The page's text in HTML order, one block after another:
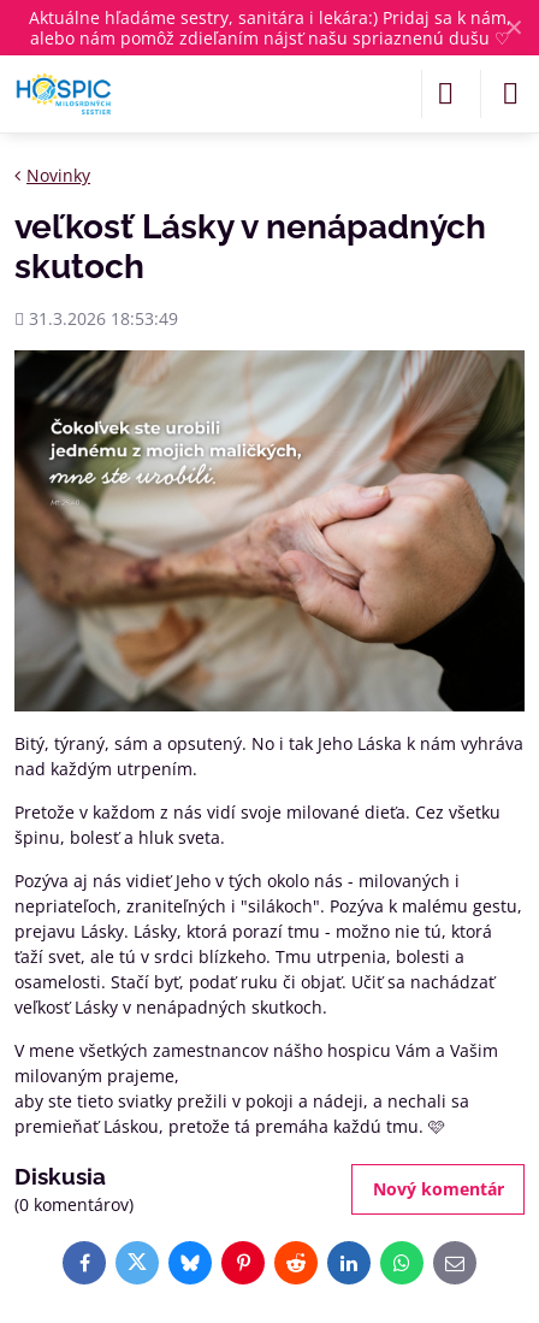
✕
Aktuálne hľadáme sestry, sanitára i lekára:) Pridaj sa k nám,
alebo nám pomôž zdieľaním nájsť našu spriaznenú dušu ♡
Novinky
veľkosť Lásky v nenápadných
skutoch
Pridané
31.3.2026 18:53:49
Bitý, týraný, sám a opsutený. No i tak Jeho Láska k nám vyhráva
nad každým utrpením.
Pretože v každom z nás vidí svoje milované dieťa. Cez všetku
špinu, bolesť a hluk sveta.
Pozýva aj nás vidieť Jeho v tých okolo nás - milovaných i
nepriateľoch, zraniteľných i "silákoch". Pozýva k malému gestu,
prejavu Lásky. Lásky, ktorá porazí tmu - možno nie tú, ktorá
ťaží svet, ale tú v srdci blízkeho. Tmu utrpenia, bolesti a
osamelosti. Stačí byť, podať ruku či objať. Učiť sa nachádzať
veľkosť Lásky v nenápadných skutkoch.
V mene všetkých zamestnancov nášho hospicu Vám a Vašim
milovaným prajeme,
aby ste tieto sviatky prežili v pokoji a nádeji, a nechali sa
premieňať Láskou, pretože tá premáha každú tmu. 🩷
Diskusia
(0 komentárov)
Nový komentár
FacebookTwitterBlueskyPinterestRedditLinkedInWhatsApp
E-
mail